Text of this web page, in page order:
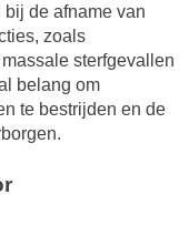
de afname van
zoals
sterfgevallen
belang om
te bestrijden en de